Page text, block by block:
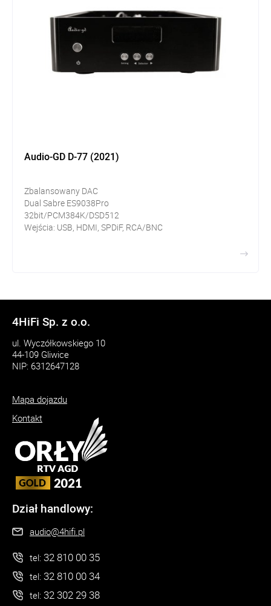
Audio-GD D-77 (2021)
Zbalansowany DAC
Dual Sabre ES9038Pro
32bit/PCM384K/DSD512
Wejścia: USB, HDMI, SPDiF, RCA/BNC
4HiFi Sp. z o.o.
ul. Wyczółkowskiego 10
44-109 Gliwice
NIP: 6312647128
Mapa dojazdu
Kontakt
Dział handlowy:
audio@4hifi.pl
tel: 32 810 00 35
tel: 32 810 00 34
tel: 32 302 29 38